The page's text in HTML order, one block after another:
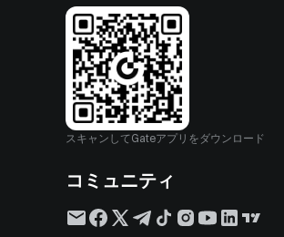
スキャンしてGateアプリをダウンロード
コミュニティ